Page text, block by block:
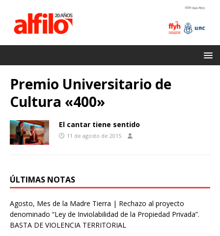
Premio Universitario de
Cultura «400»
El cantar tiene sentido
11 de agosto de 2015
ÚLTIMAS NOTAS
Agosto, Mes de la Madre Tierra | Rechazo al proyecto
denominado “Ley de Inviolabilidad de la Propiedad Privada”.
BASTA DE VIOLENCIA TERRITORIAL